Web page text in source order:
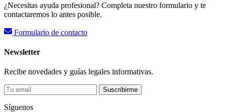
¿Necesitas ayuda profesional? Completa nuestro formulario y te
contactaremos lo antes posible.
Formulario de contacto
Newsletter
Recibe novedades y guías legales informativas.
Suscribirme
Síguenos